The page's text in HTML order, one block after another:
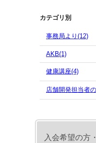
カテゴリ別
事務局より(12)
AKB(1)
健康講座(4)
店舗開発担当者
入会希望の方